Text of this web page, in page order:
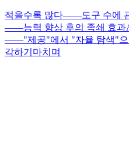
적을수록 많다——도구 수에
——능력 향상 후의 족쇄 효과
——"제공"에서 "자율 탐색"으
각하기 마치며